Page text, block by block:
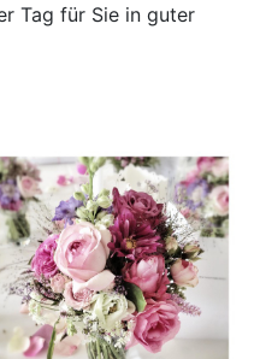
Tag für Sie in guter